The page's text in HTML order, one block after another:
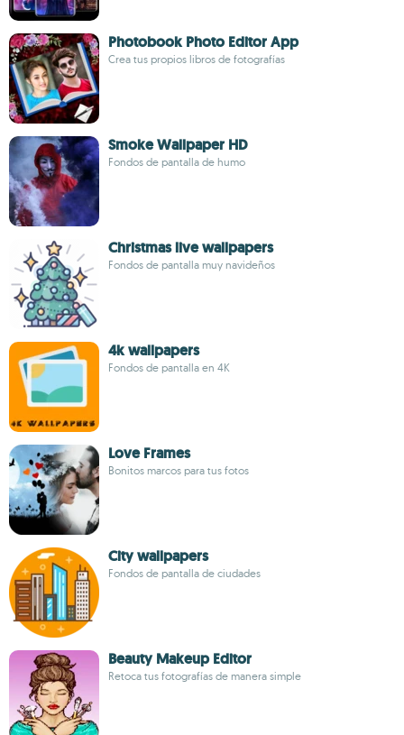
Photobook Photo Editor App
Crea tus propios libros de fotografías
Smoke Wallpaper HD
Fondos de pantalla de humo
Christmas live wallpapers
Fondos de pantalla muy navideños
4k wallpapers
Fondos de pantalla en 4K
Love Frames
Bonitos marcos para tus fotos
City wallpapers
Fondos de pantalla de ciudades
Beauty Makeup Editor
Retoca tus fotografías de manera simple